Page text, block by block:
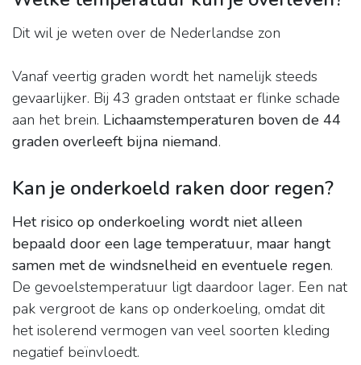
Dit wil je weten over de Nederlandse zon
Vanaf veertig graden wordt het namelijk steeds
gevaarlijker. Bij 43 graden ontstaat er flinke schade
aan het brein. Lichaamstemperaturen boven de 44
graden overleeft bijna niemand.
Kan je onderkoeld raken door regen?
Het risico op onderkoeling wordt niet alleen
bepaald door een lage temperatuur, maar hangt
samen met de windsnelheid en eventuele regen.
De gevoelstemperatuur ligt daardoor lager. Een nat
pak vergroot de kans op onderkoeling, omdat dit
het isolerend vermogen van veel soorten kleding
negatief beïnvloedt.